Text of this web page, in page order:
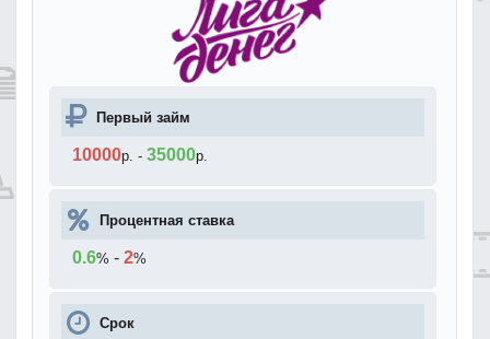
Первый займ
10000р. - 35000р.
Процентная ставка
0.6% - 2%
Срок